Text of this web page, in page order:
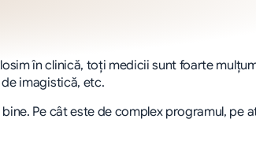
în clinică, toți medicii sunt foarte
imagistică, etc.
Pe cât este de complex programul, pe